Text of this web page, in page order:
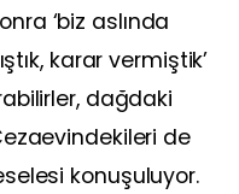
‘biz aslında
karar vermiştik’
dağdaki
de
konuşuluyor.